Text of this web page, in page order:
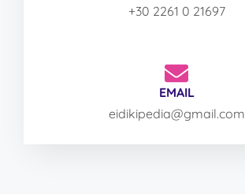
+30 2261 0 21697
EMAIL
eidikipedia@gmail.com